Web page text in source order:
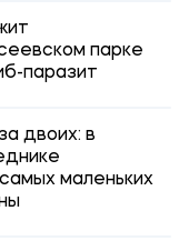
парке
паразит
двоих: в
маленьких